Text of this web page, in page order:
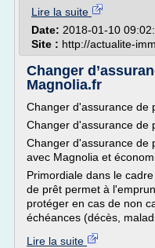
Lire la suite
Date: 2018-01-10
Site : http://actualite-
Changer
Magnolia.fr
Changer d'assurance de
Changer d'assurance de
Changer d'assurance de
avec Magnolia et
Primordiale dans le
de prêt permet à
protéger en cas de non
échéances (décès,
Lire la suite